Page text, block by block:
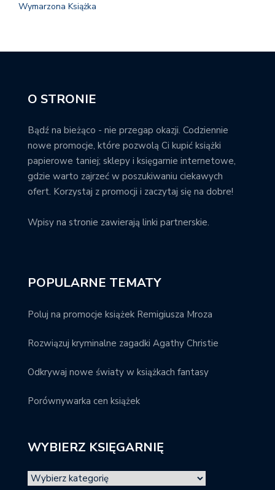
Wymarzona Książka
O STRONIE
Bądź na bieżąco - nie przegap okazji. Codziennie
nowe promocje, które pozwolą Ci kupić książki
papierowe taniej; sklepy i księgarnie internetowe,
gdzie warto zajrzeć w poszukiwaniu ciekawych
ofert. Korzystaj z promocji i zaczytaj się na dobre!
Wpisy na stronie zawierają linki partnerskie.
POPULARNE TEMATY
Poluj na promocje książek Remigiusza Mroza
Rozwiązuj kryminalne zagadki Agathy Christie
Odkrywaj nowe światy w książkach fantasy
Porównywarka cen książek
WYBIERZ KSIĘGARNIĘ